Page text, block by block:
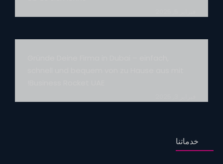
خدماتنا